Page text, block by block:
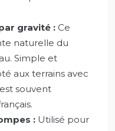
gravité : Ce
naturelle du
Simple et
aux terrains avec
souvent
: Utilisé pour